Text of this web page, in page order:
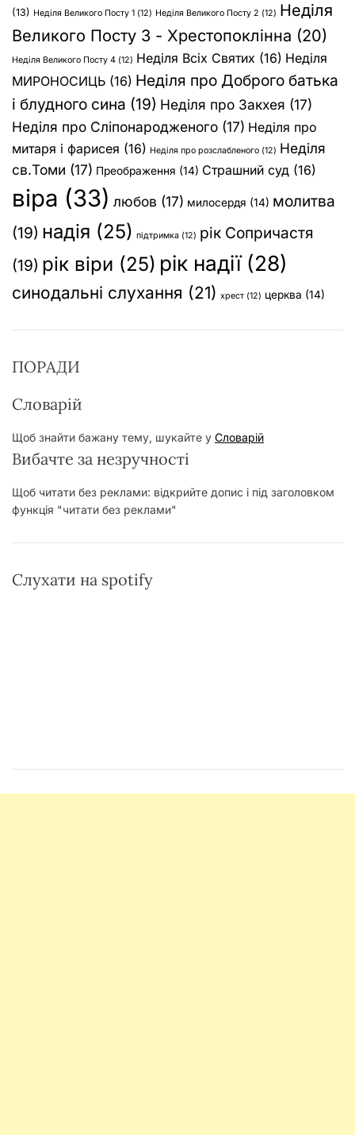
(13) Неділя Великого Посту 1 (12) Неділя Великого Посту 2 (12) Неділя
Великого Посту 3 - Хрестопоклінна (20)
Неділя Великого Посту 4 (12) Неділя Всіх Святих (16) Неділя
МИРОНОСИЦЬ (16) Неділя про Доброго батька
і блудного сина (19) Неділя про Закхея (17)
Неділя про Сліпонародженого (17) Неділя про
митаря і фарисея (16) Неділя про розслабленого (12) Неділя
св.Томи (17) Преображення (14) Страшний суд (16)
віра (33) любов (17) милосердя (14) молитва
(19) надія (25) підтримка (12) рік Сопричастя
(19) рік віри (25) рік надії(28)
синодальні слухання (21) хрест (12) церква (14)
ПОРАДИ
Словарій
Щоб знайти бажану тему, шукайте у Словарій
Вибачте за незручності
Щоб читати без реклами: відкрийте допис і під заголовком
функція "читати без реклами"
Слухати на spotify